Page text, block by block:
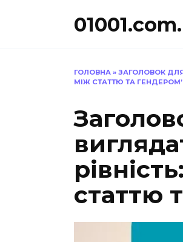
ГОЛОВНА » ЗАГОЛОВОК ДЛЯ
МІЖ СТАТТЮ ТА
статтю